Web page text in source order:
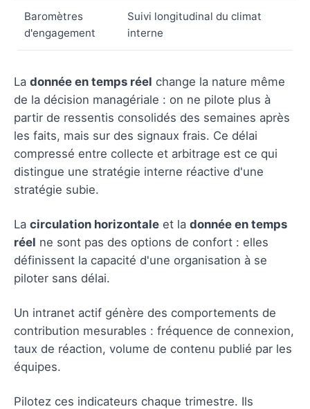
Baromètres
d'engagement
Suivi longitudinal du climat
interne
La donnée en temps réel change la nature même
de la décision managériale : on ne pilote plus à
partir de ressentis consolidés des semaines après
les faits, mais sur des signaux frais. Ce délai
compressé entre collecte et arbitrage est ce qui
distingue une stratégie interne réactive d'une
stratégie subie.
La circulation horizontale et la donnée en temps
réel ne sont pas des options de confort : elles
définissent la capacité d'une organisation à se
piloter sans délai.
Un intranet actif génère des comportements de
contribution mesurables : fréquence de connexion,
taux de réaction, volume de contenu publié par les
équipes.
Pilotez ces indicateurs chaque trimestre. Ils